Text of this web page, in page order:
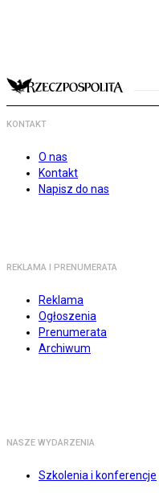
KONTAKT
O nas
Kontakt
Napisz do nas
REKLAMA I PRENUMERATA
Reklama
Ogłoszenia
Prenumerata
Archiwum
NASZE WYDARZENIA
Szkolenia i konferencje